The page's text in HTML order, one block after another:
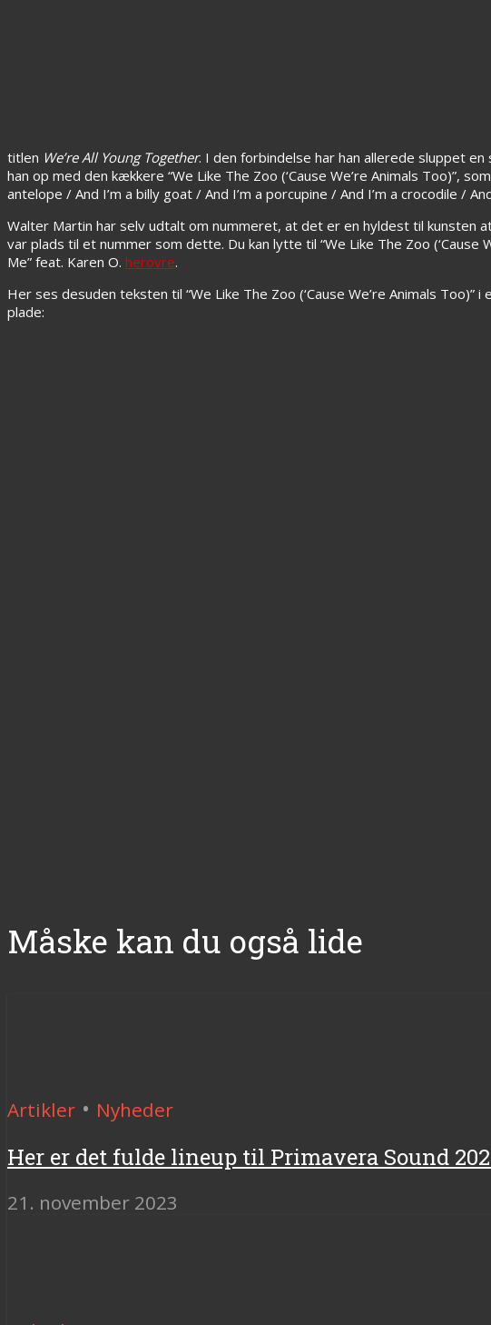
titlen We’re All Young Together. I den forbindelse har han allerede sluppet
han op med den kækkere “We Like The Zoo (‘Cause We’re Animals Too)”,
antelope / And I’m a billy goat / And I’m a porcupine / And I’m a crocodile /
Walter Martin har selv udtalt om nummeret, at det er en hyldest til kunsten
var plads til et nummer som dette. Du kan lytte til “We Like The Zoo
Me” feat. Karen O. herovre.
Her ses desuden teksten til “We Like The Zoo (‘Cause We’re Animals
plade:
Måske kan du også lide
Artikler • Nyheder
Her er det fulde lineup til Primavera Sound
21. november 2023